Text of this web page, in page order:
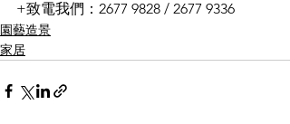
+致電我們：2677 9828 / 2677 9336
園藝造景
家居